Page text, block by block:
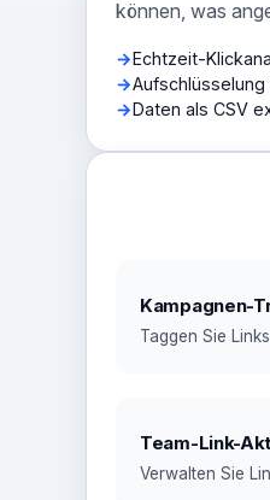
können, was
Echtzeit-
Daten als CSV
Kampagnen-
Taggen Sie
Team-Link-
Verwalten Sie